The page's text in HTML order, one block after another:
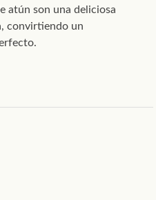
atún son una deliciosa
convirtiendo un